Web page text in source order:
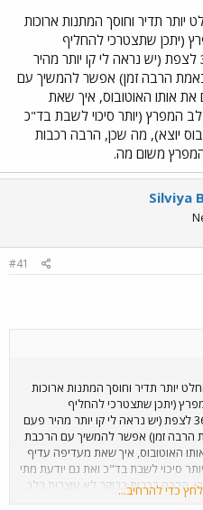
יותר תדיר וחוסך המתנות ארוכות
(יתכן שתצטרכי להחליף
בבנימינה) ומשם קו 361 לצפת (יש נראה לי קו יותר מהיר
הרבה זמן) אפשר להמשיך עם
אותו האוטובוס, איך שאת
המפרץ (יותר סיכוי לשבת בד"כ
יוצא), מה שכן, הרבה רכבות
משום מה.
Silviya
#41
יותר תדיר וחוסך המתנות ארוכות
(יתכן שתצטרכי להחליף
בבנימינה) ומשם קו 361 לצפת (יש נראה לי קו יותר מהיר פעם
הרבה זמן) אפשר להמשיך עם הרכבת
האוטובוס, איך שאת מעדיפה עדיף
סיכוי לשבת בד"כ ואת גם יודעת מתי
הרבה רכבות בבוקר לא עוצרות בלב
לחץ כדי להרחיב...